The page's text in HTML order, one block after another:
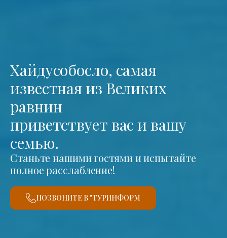
Хайдусобосло, самая
известная из Великих
равнин
приветствует вас и вашу
семью.
Станьте нашими гостями и испытайте
полное расслабление!
ПОЗВОНИТЕ В "ТУРИНФОРМ